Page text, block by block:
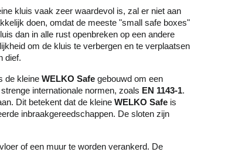
kluis vaak zeer waardevol is, zal er niet aan
doen, omdat de meeste "small safe boxes"
dan in alle rust openbreken op een andere
om de kluis te verbergen en te verplaatsen
dief.
de kleine WELKO Safegebouwd om een
internationale normen, zoals EN 1143-1.
Dit betekent dat de kleine WELKO Safeis
inbraakgereedschappen. De sloten zijn
of een muur te worden verankerd. De